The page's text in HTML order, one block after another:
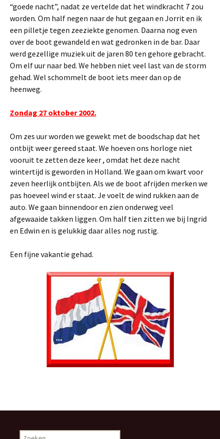
“goede nacht”, nadat ze vertelde dat het windkracht 7 zou
worden. Om half negen naar de hut gegaan en Jorrit en ik
een pilletje tegen zeeziekte genomen. Daarna nog even
over de boot gewandeld en wat gedronken in de bar. Daar
werd gezellige muziek uit de jaren 80 ten gehore gebracht.
Om elf uur naar bed. We hebben niet veel last van de storm
gehad. Wel schommelt de boot iets meer dan op de
heenweg.
Zondag 27 oktober 2002.
Om zes uur worden we gewekt met de boodschap dat het
ontbijt weer gereed staat. We hoeven ons horloge niet
vooruit te zetten deze keer , omdat het deze nacht
wintertijd is geworden in Holland. We gaan om kwart voor
zeven heerlijk ontbijten. Als we de boot afrijden merken we
pas hoeveel wind er staat. Je voelt de wind rukken aan de
auto. We gaan binnendoor en zien onderweg veel
afgewaaide takken liggen. Om half tien zitten we bij Ingrid
en Edwin en is gelukkig daar alles nog rustig.
Een fijne vakantie gehad.
Zoeken